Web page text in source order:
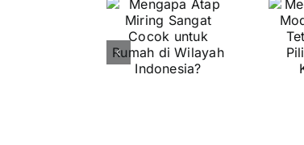
Model
Minimalis
Tetap
Menjadi